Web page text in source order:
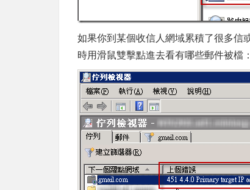
如果你到某個收信人網域累積了很多信
時用滑鼠雙擊點進去看有哪些郵件被檔：